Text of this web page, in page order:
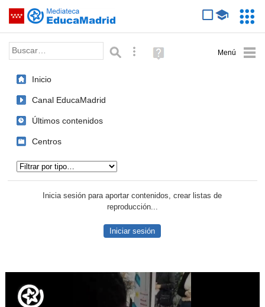
Saltar navegación
Palabra o frase: Búsqueda avanzada
Ayuda
(en
Inicio
Canal EducaMadrid
Últimos contenidos
Centros
Inicia sesión para aportar contenidos, crear listas de
reproducción...
Iniciar sesión